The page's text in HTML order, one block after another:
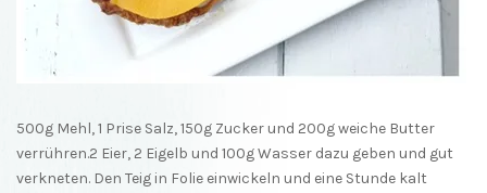
500g Mehl, 1 Prise Salz, 150g Zucker und 200g weiche Butter
verrühren.2 Eier, 2 Eigelb und 100g Wasser dazu geben und gut
verkneten. Den Teig in Folie einwickeln und eine Stunde kalt